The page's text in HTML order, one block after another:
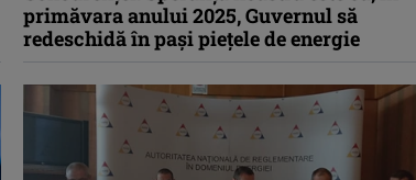
primăvara anului 2025, Guvernul să
redeschidă în paşi pieţele de energie